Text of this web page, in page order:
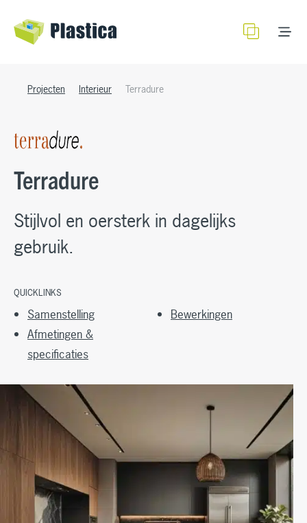
Kleuren Oppervlaktestructuren Productinformatie
Projecten Interieur Terradure
Terradure
Stijlvol en oersterk in dagelijks
gebruik.
QUICKLINKS
Samenstelling
Afmetingen &
specificaties
Bewerkingen